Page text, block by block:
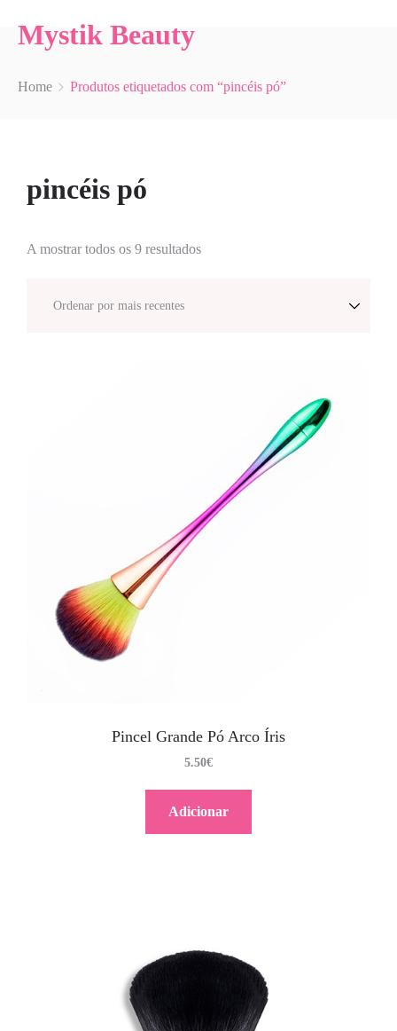
Mystik Beauty
Home Produtos etiquetados com “pincéis pó”
pincéis pó
A mostrar todos os 9 resultados
Pincel Grande Pó Arco Íris
5.50€
Adicionar